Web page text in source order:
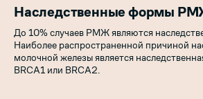
Наследственные формы
До 10% случаев РМЖ являются
Наиболее распространенной причиной
молочной железы является
BRCA1 или BRCA2.